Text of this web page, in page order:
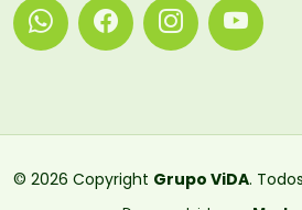
© 2026 Copyright Grupo ViDA.